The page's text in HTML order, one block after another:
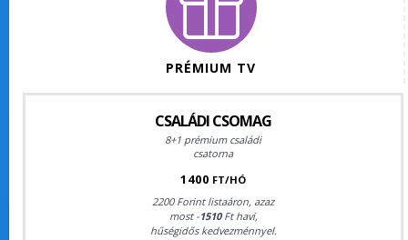
PRÉMIUM TV
CSALÁDI CSOMAG
8+1 prémium családi
csatorna
1400 FT/HÓ
2200 Forint listaáron, azaz
most -1510Ft havi,
hűségidős kedvezménnyel.